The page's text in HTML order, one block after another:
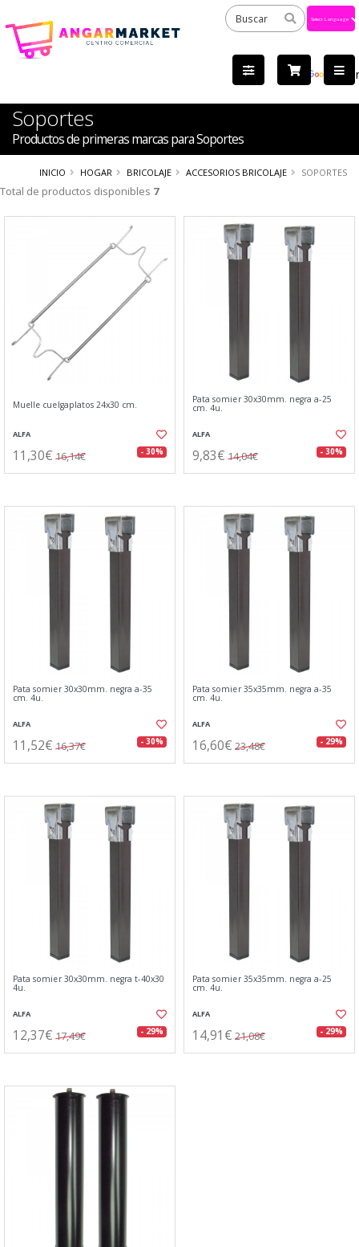
by
Soportes
Productos de primeras marcas para Soportes
INICIO HOGAR BRICOLAJE ACCESORIOS BRICOLAJE SOPORTES
Total de productos disponibles 7
Muelle cuelgaplatos 24x30 cm.
ALFA
11,30€ 16,14€ - 30%
Pata somier 30x30mm. negra a-25
cm. 4u.
ALFA
9,83€ 14,04€ - 30%
Pata somier 30x30mm. negra a-35
cm. 4u.
ALFA
11,52€ 16,37€ - 30%
Pata somier 35x35mm. negra a-35
cm. 4u.
ALFA
16,60€ 23,48€ - 29%
Pata somier 30x30mm. negra t-40x30
4u.
ALFA
12,37€ 17,49€ - 29%
Pata somier 35x35mm. negra a-25
cm. 4u.
ALFA
14,91€ 21,08€ - 29%